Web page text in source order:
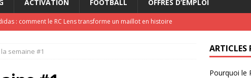
ACTIVATION FOOTBALL OFFRES D’EMPLOI
: comment le RC Lens transforme un maillot en histoire
de Zinedine Zidane par adidas est de retour à
semaine #1 ARTICLES
Pourquoi le